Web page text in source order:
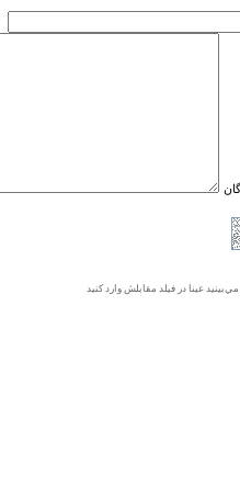
عينا در فيلد مقابلش وارد كنيد